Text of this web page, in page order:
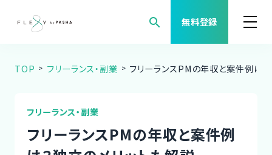
search 無料登録
案件検索
職種から案件を探す
FLEXYについて
TOP フリーランス・副業 フリーランスPMの年収と案件例は
フリーランス・副業
フリーランスPMの年収と案件例